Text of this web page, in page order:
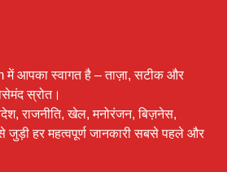
आपका स्वागत है – ताज़ा, सटीक और
स्रोत।
राजनीति, खेल, मनोरंजन, बिज़नेस,
जुड़ी हर महत्वपूर्ण जानकारी सबसे पहले और